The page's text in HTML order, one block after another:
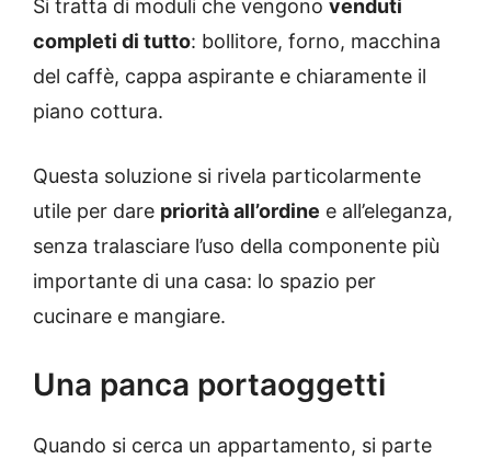
Si tratta di moduli che vengono venduti
completi di tutto: bollitore, forno, macchina
del caffè, cappa aspirante e chiaramente il
piano cottura.
Questa soluzione si rivela particolarmente
utile per dare priorità all’ordine e all’eleganza,
senza tralasciare l’uso della componente più
importante di una casa: lo spazio per
cucinare e mangiare.
Una panca portaoggetti
Quando si cerca un appartamento, si parte